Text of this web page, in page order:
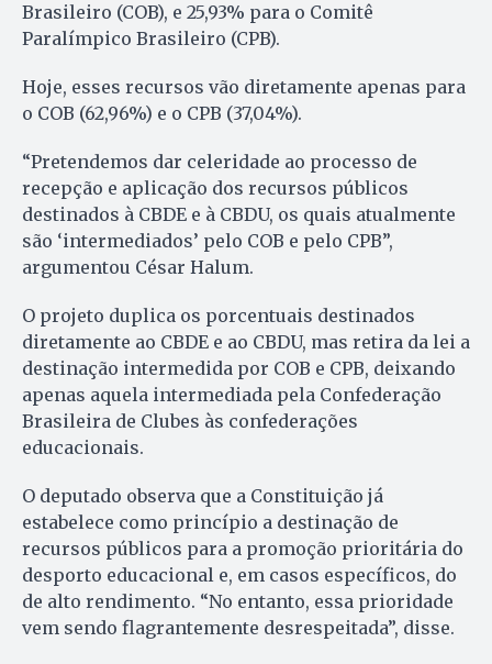
Brasileiro (COB), e 25,93% para o Comitê
Paralímpico Brasileiro (CPB).
Hoje, esses recursos vão diretamente apenas para
o COB (62,96%) e o CPB (37,04%).
“Pretendemos dar celeridade ao processo de
recepção e aplicação dos recursos públicos
destinados à CBDE e à CBDU, os quais atualmente
são ‘intermediados’ pelo COB e pelo CPB”,
argumentou César Halum.
O projeto duplica os porcentuais destinados
diretamente ao CBDE e ao CBDU, mas retira da lei a
destinação intermedida por COB e CPB, deixando
apenas aquela intermediada pela Confederação
Brasileira de Clubes às confederações
educacionais.
O deputado observa que a Constituição já
estabelece como princípio a destinação de
recursos públicos para a promoção prioritária do
desporto educacional e, em casos específicos, do
de alto rendimento. “No entanto, essa prioridade
vem sendo flagrantemente desrespeitada”, disse.